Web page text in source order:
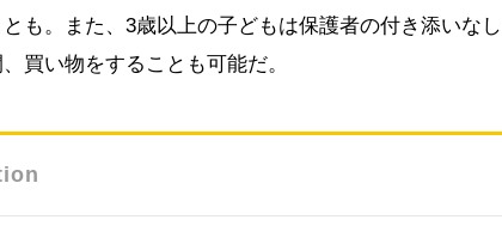
とも。また、3歳以上の子どもは保護者の付き添いな
買い物をすることも可能だ。